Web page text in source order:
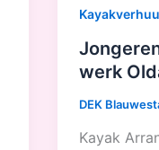
werk
DEK
Kayak